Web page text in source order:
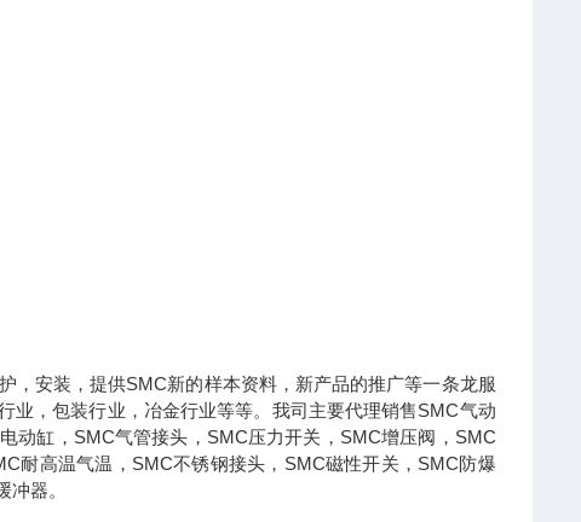
，安装，提供SMC新的样本资料，新产品的推广等一条龙服
业，包装行业，冶金行业等等。我司主要代理销售SMC气动
动缸，SMC气管接头，SMC压力开关，SMC增压阀，SMC
耐高温气温，SMC不锈钢接头，SMC磁性开关，SMC防爆
器。